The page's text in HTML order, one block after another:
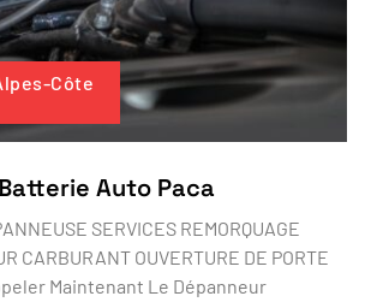
Côte
Auto Paca
SERVICES REMORQUAGE
CARBURANT OUVERTURE DE PORTE
Maintenant Le Dépanneur